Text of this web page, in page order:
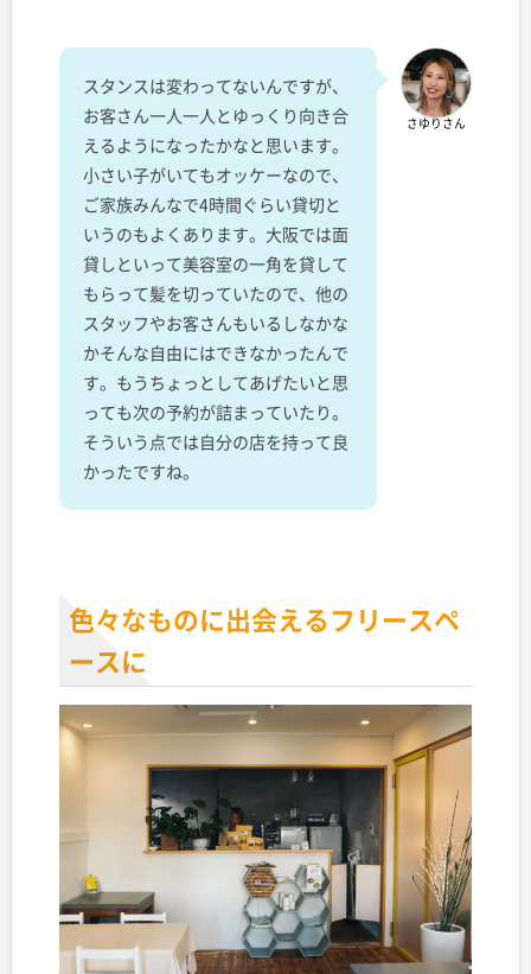
さゆりさん
スタンスは変わってないんですが、
お客さん一人一人とゆっくり向き合
えるようになったかなと思います。
小さい子がいてもオッケーなので、
ご家族みんなで4時間ぐらい貸切と
いうのもよくあります。大阪では面
貸しといって美容室の一角を貸して
もらって髪を切っていたので、他の
スタッフやお客さんもいるしなかな
かそんな自由にはできなかったんで
す。もうちょっとしてあげたいと思
っても次の予約が詰まっていたり。
そういう点では自分の店を持って良
かったですね。
色々なものに出会えるフリースペ
ースに